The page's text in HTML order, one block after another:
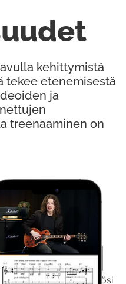
sisältömme käyttöösi
kehittymistä
tekee etenemisestä
ja
treenaaminen on